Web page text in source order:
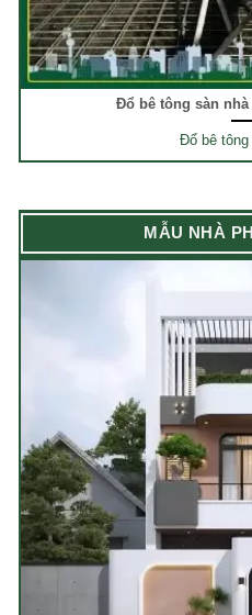
Đổ bê tông sàn
Đổ bê tông
MẪU NHÀ